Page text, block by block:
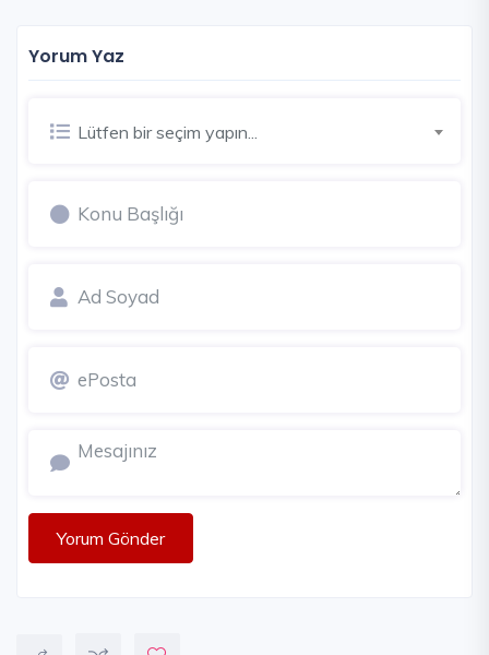
Yorum Yaz
Lütfen bir seçim yapın...
Yorum Gönder